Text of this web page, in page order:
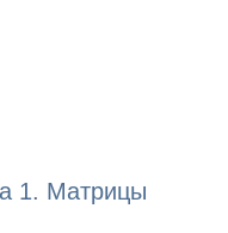
1. Матрицы